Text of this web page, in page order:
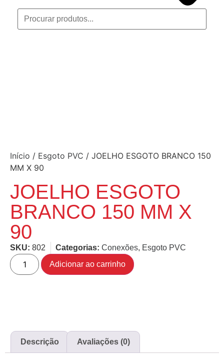
Início / Esgoto PVC / JOELHO ESGOTO BRANCO 150
MM X 90
JOELHO ESGOTO
BRANCO 150 MM X
90
Adicionar ao carrinho
SKU: 802 Categorias: Conexões, Esgoto PVC
Descrição Avaliações (0)